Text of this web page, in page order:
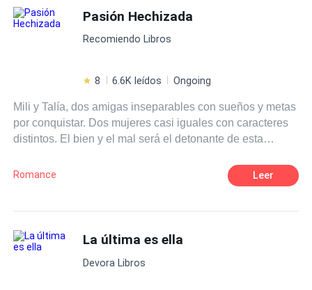
mejor renunciar a todo.Pasión Hechizada
Recomiendo Libros
8 6.6K leídos Ongoing
Mili y Talía, dos amigas inseparables con sueños y metas
por conquistar. Dos mujeres casi iguales con caracteres
distintos. El bien y el mal será el detonante de esta
lucharán para poder pertenecer al corazón del único
pasión hechizada.
Romance Leer
La última es ella
Devora Libros